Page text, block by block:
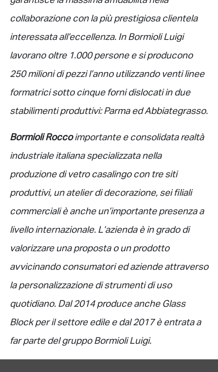
collaborazione con la più prestigiosa clientela
interessata all’eccellenza. In Bormioli Luigi
lavorano oltre 1.000 persone e si producono
250 milioni di pezzi l’anno utilizzando venti linee
formatrici sotto cinque forni dislocati in due
stabilimenti produttivi: Parma ed Abbiategrasso.
Bormioli Roccoimportante e consolidata realtà
industriale italiana specializzata nella
produzione di vetro casalingo con tre siti
produttivi, un atelier di decorazione, sei filiali
commerciali è anche un’importante presenza a
livello internazionale. L’azienda è in grado di
valorizzare una proposta o un prodotto
avvicinando consumatori ed aziende attraverso
la personalizzazione di strumenti di uso
quotidiano. Dal 2014 produce anche Glass
Block per il settore edile e dal 2017 è entrata a
far parte del gruppo Bormioli Luigi.